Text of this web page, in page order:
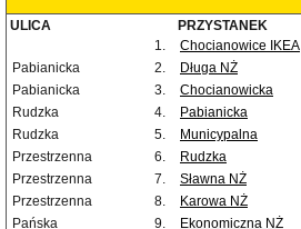
ULICA PRZYSTANEK
1.
Chocianowice IKEA
Pabianicka
2. Długa NŻ
Pabianicka
3. Chocianowicka
Rudzka
4. Pabianicka
Rudzka
5. Municypalna
Przestrzenna
6. Rudzka
Przestrzenna
7. Sławna NŻ
Przestrzenna
8. Karowa NŻ
Pańska
9.
Ekonomiczna NŻ